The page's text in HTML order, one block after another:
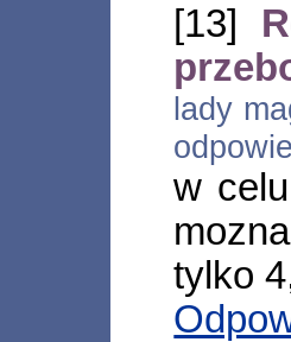
[13]
lady
w
tylko